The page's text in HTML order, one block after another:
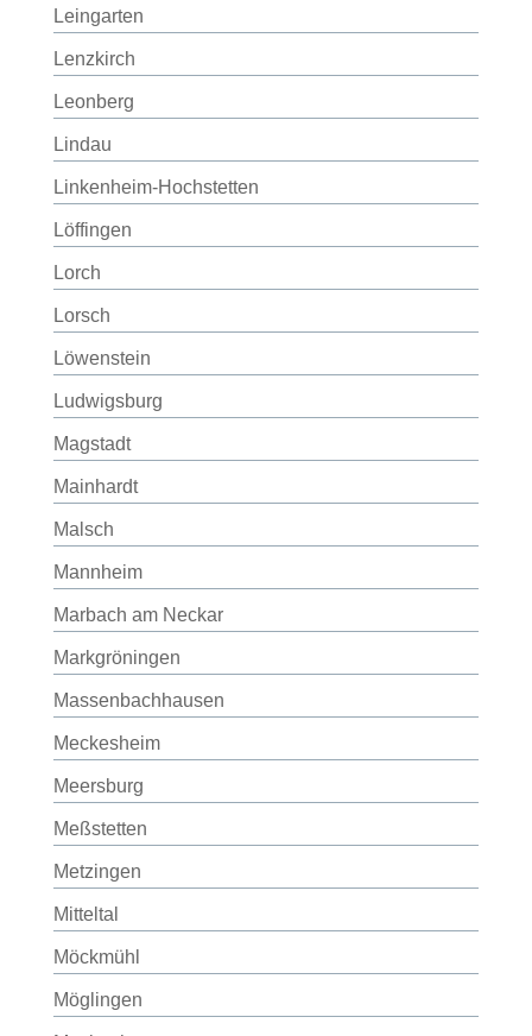
Leingarten
Lenzkirch
Leonberg
Lindau
Linkenheim-Hochstetten
Löffingen
Lorch
Lorsch
Löwenstein
Ludwigsburg
Magstadt
Mainhardt
Malsch
Mannheim
Marbach am Neckar
Markgröningen
Massenbachhausen
Meckesheim
Meersburg
Meßstetten
Metzingen
Mitteltal
Möckmühl
Möglingen